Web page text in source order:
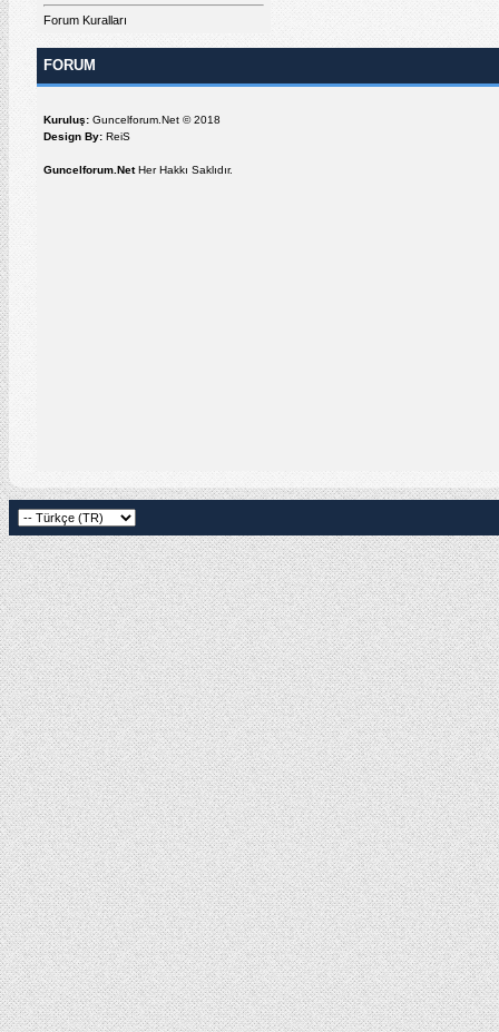
Forum Kuralları
FORUM
Kuruluş: Guncelforum.Net © 2018
Design By: ReiS
Guncelforum.NetHer Hakkı Saklıdır.